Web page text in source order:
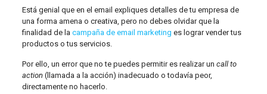
Está genial que en el email expliques detalles de tu empresa de
una forma amena o creativa, pero no debes olvidar que la
finalidad de la campaña de email marketing es lograr vender tus
productos o tus servicios.
Por ello, un error que no te puedes permitir es realizar un call to
action(llamada a la acción) inadecuado o todavía peor,
directamente no hacerlo.